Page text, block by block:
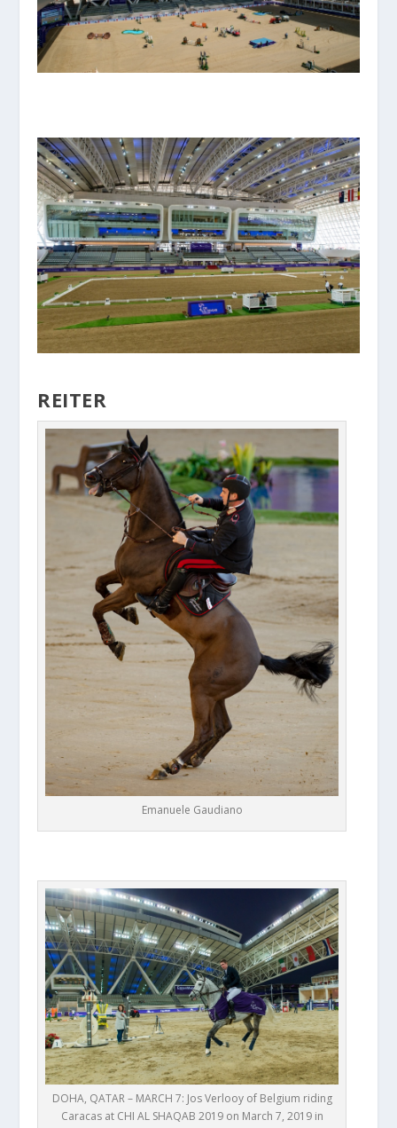
REITER
Emanuele Gaudiano
DOHA, QATAR – MARCH 7: Jos Verlooy of Belgium riding
Caracas at CHI AL SHAQAB 2019 on March 7, 2019 in